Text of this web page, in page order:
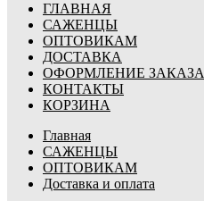
ГЛАВНАЯ
САЖЕНЦЫ
ОПТОВИКАМ
ДОСТАВКА
ОФОРМЛЕНИЕ ЗАКАЗА
КОНТАКТЫ
КОРЗИНА
Главная
САЖЕНЦЫ
ОПТОВИКАМ
Доставка и оплата